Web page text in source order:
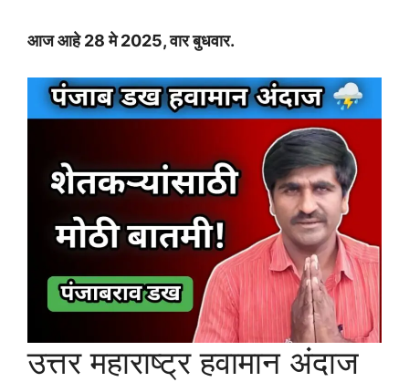
आज आहे 28 मे 2025, वार बुधवार.
उत्तर महाराष्ट्र हवामान अंदाज